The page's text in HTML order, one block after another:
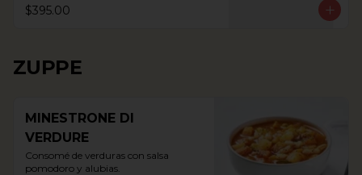
$395.00
ZUPPE
MINESTRONE DI
VERDURE
Consomé de verduras con salsa
pomodoro y alubias.